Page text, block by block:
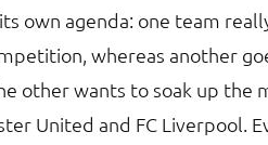
own agenda: one team
whereas another
other wants to soak up the
United and FC Liverpool.